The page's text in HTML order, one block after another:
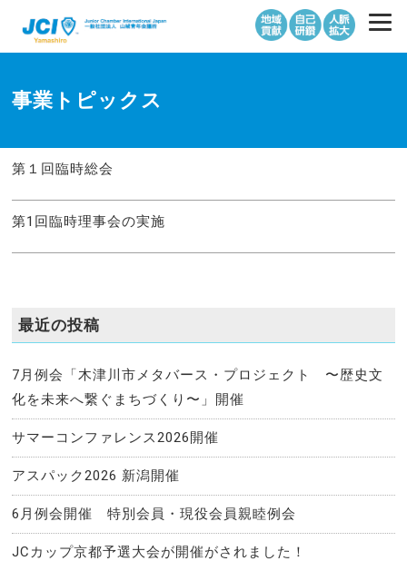
事業トピックス
第１回臨時総会
第1回臨時理事会の実施
最近の投稿
7月例会「木津川市メタバース・プロジェクト 〜歴史文
化を未来へ繋ぐまちづくり〜」開催
サマーコンファレンス2026開催
アスパック2026 新潟開催
6月例会開催 特別会員・現役会員親睦例会
JCカップ京都予選大会が開催がされました！